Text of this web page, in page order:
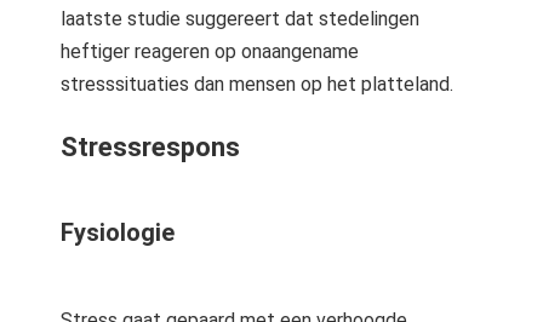
laatste studie suggereert dat stedelingen
heftiger reageren op onaangename
stresssituaties dan mensen op het platteland.
Stressrespons
Fysiologie